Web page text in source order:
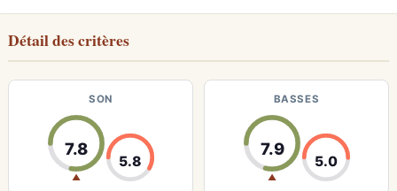
Détail des critères
SON
7.8
▲
5.8
BASSES
7.9
▲
5.0